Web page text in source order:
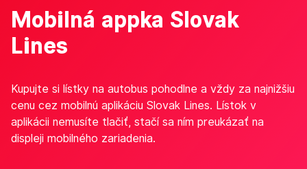
Mobilná appka Slovak
Lines
Kupujte si lístky na autobus pohodlne a vždy za najnižšiu
cenu cez mobilnú aplikáciu Slovak Lines. Lístok v
aplikácii nemusíte tlačiť, stačí sa ním preukázať na
displeji mobilného zariadenia.